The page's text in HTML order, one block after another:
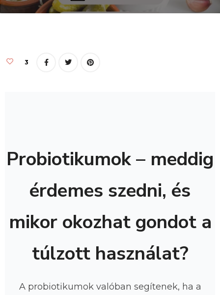
3
Probiotikumok – meddig
érdemes szedni, és
mikor okozhat gondot a
túlzott használat?
A probiotikumok valóban segítenek, ha a